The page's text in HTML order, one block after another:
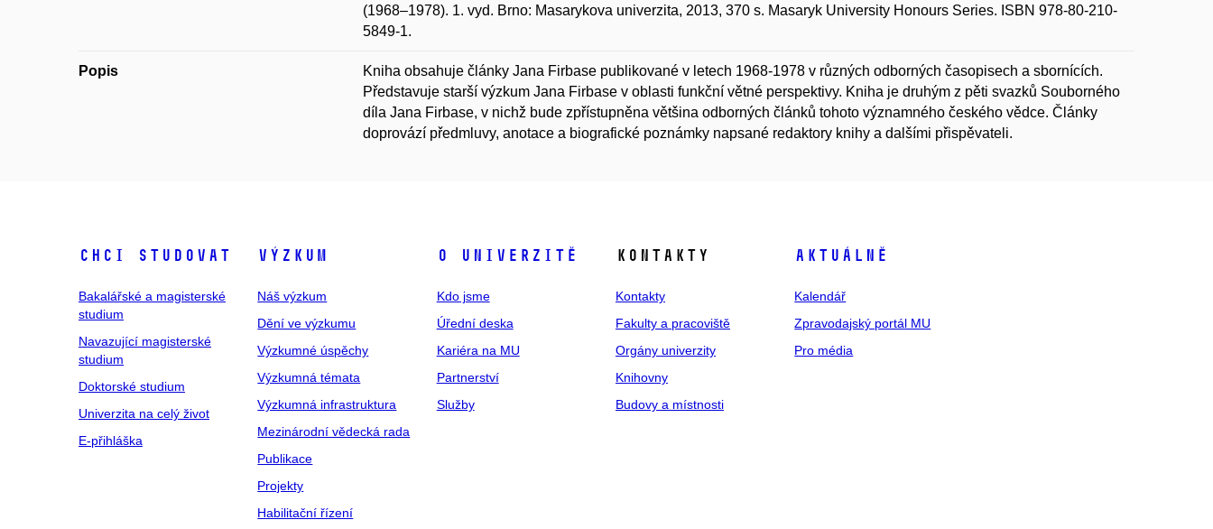
(1968–1978). 1. vyd. Brno: Masarykova univerzita, 2013, 370 s. Masaryk University Honours Series. ISBN 978-80-210-
5849-1.
Popis
Kniha obsahuje články Jana Firbase publikované v letech 1968-1978 v různých odborných časopisech a sbornících.
Představuje starší výzkum Jana Firbase v oblasti funkční větné perspektivy. Kniha je druhým z pěti svazků Souborného
díla Jana Firbase, v nichž bude zpřístupněna většina odborných článků tohoto významného českého vědce. Články
doprovází předmluvy, anotace a biografické poznámky napsané redaktory knihy a dalšími přispěvateli.
Chci studovat
Bakalářské a magisterské
studium
Navazující magisterské
studium
Doktorské studium
Univerzita na celý život
E-přihláška
Výzkum
Náš výzkum
Dění ve výzkumu
Výzkumné úspěchy
Výzkumná témata
Výzkumná infrastruktura
Mezinárodní vědecká rada
Publikace
Projekty
Habilitační řízení
O univerzitě
Kdo jsme
Úřední deska
Kariéra na MU
Partnerství
Služby
Kontakty
Kontakty
Fakulty a pracoviště
Orgány univerzity
Knihovny
Budovy a místnosti
Aktuálně
Kalendář
Zpravodajský portál MU
Pro média